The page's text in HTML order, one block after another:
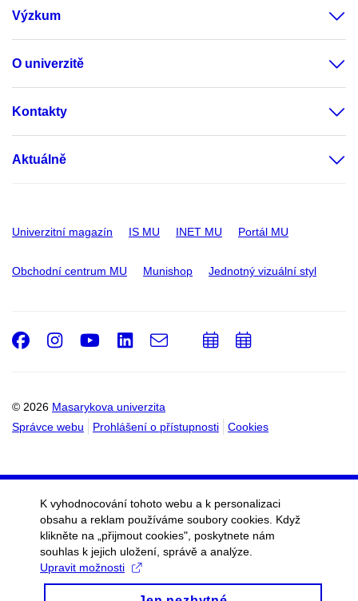
Výzkum
O univerzitě
Kontakty
Aktuálně
Univerzitní magazín IS MU INET MU Portál MU
Obchodní centrum MU Munishop Jednotný vizuální styl
© 2026 Masarykova univerzita
Správce webu
Prohlášení o přístupnosti Cookies
Facebook
Instagram
Youtube
LinkedIn
e-
Email
PřidatPřidat
K vyhodnocování tohoto webu a k personalizaci
obsahu a reklam používáme soubory cookies. Když
klikněte na „přijmout cookies", poskytnete nám
souhlas k jejich uložení, správě a analýze.
Upravit možnosti